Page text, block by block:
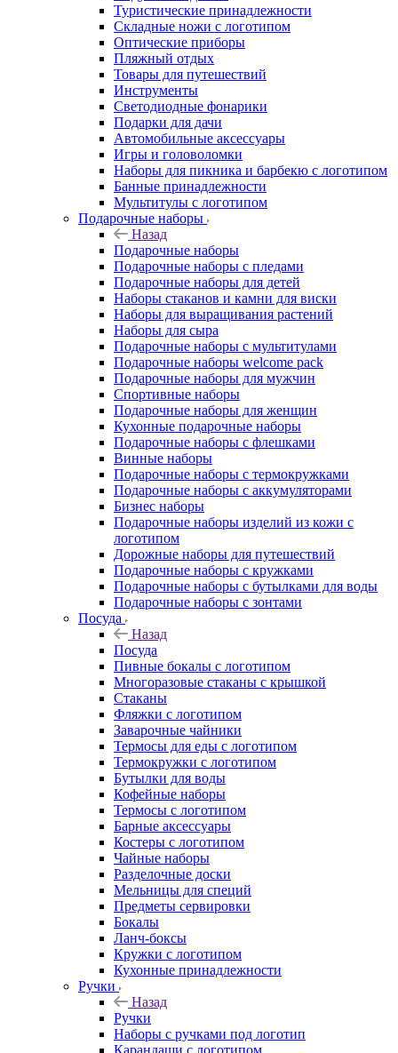
Туристические принадлежности
Складные ножи с логотипом
Оптические приборы
Пляжный отдых
Товары для путешествий
Инструменты
Светодиодные фонарики
Подарки для дачи
Автомобильные аксессуары
Игры и головоломки
Наборы для пикника и барбекю с логотипом
Банные принадлежности
Мультитулы с логотипом
Подарочные наборы
Назад
Подарочные наборы
Подарочные наборы с пледами
Подарочные наборы для детей
Наборы стаканов и камни для виски
Наборы для выращивания растений
Наборы для сыра
Подарочные наборы с мультитулами
Подарочные наборы welcome pack
Подарочные наборы для мужчин
Спортивные наборы
Подарочные наборы для женщин
Кухонные подарочные наборы
Подарочные наборы с флешками
Винные наборы
Подарочные наборы с термокружками
Подарочные наборы с аккумуляторами
Бизнес наборы
Подарочные наборы изделий из кожи с
логотипом
Дорожные наборы для путешествий
Подарочные наборы с кружками
Подарочные наборы с бутылками для воды
Подарочные наборы с зонтами
Посуда
Назад
Посуда
Пивные бокалы с логотипом
Многоразовые стаканы с крышкой
Стаканы
Фляжки с логотипом
Заварочные чайники
Термосы для еды с логотипом
Термокружки с логотипом
Бутылки для воды
Кофейные наборы
Термосы с логотипом
Барные аксессуары
Костеры с логотипом
Чайные наборы
Разделочные доски
Мельницы для специй
Предметы сервировки
Бокалы
Ланч-боксы
Кружки с логотипом
Кухонные принадлежности
Ручки
Назад
Ручки
Наборы с ручками под логотип
Карандаши с логотипом